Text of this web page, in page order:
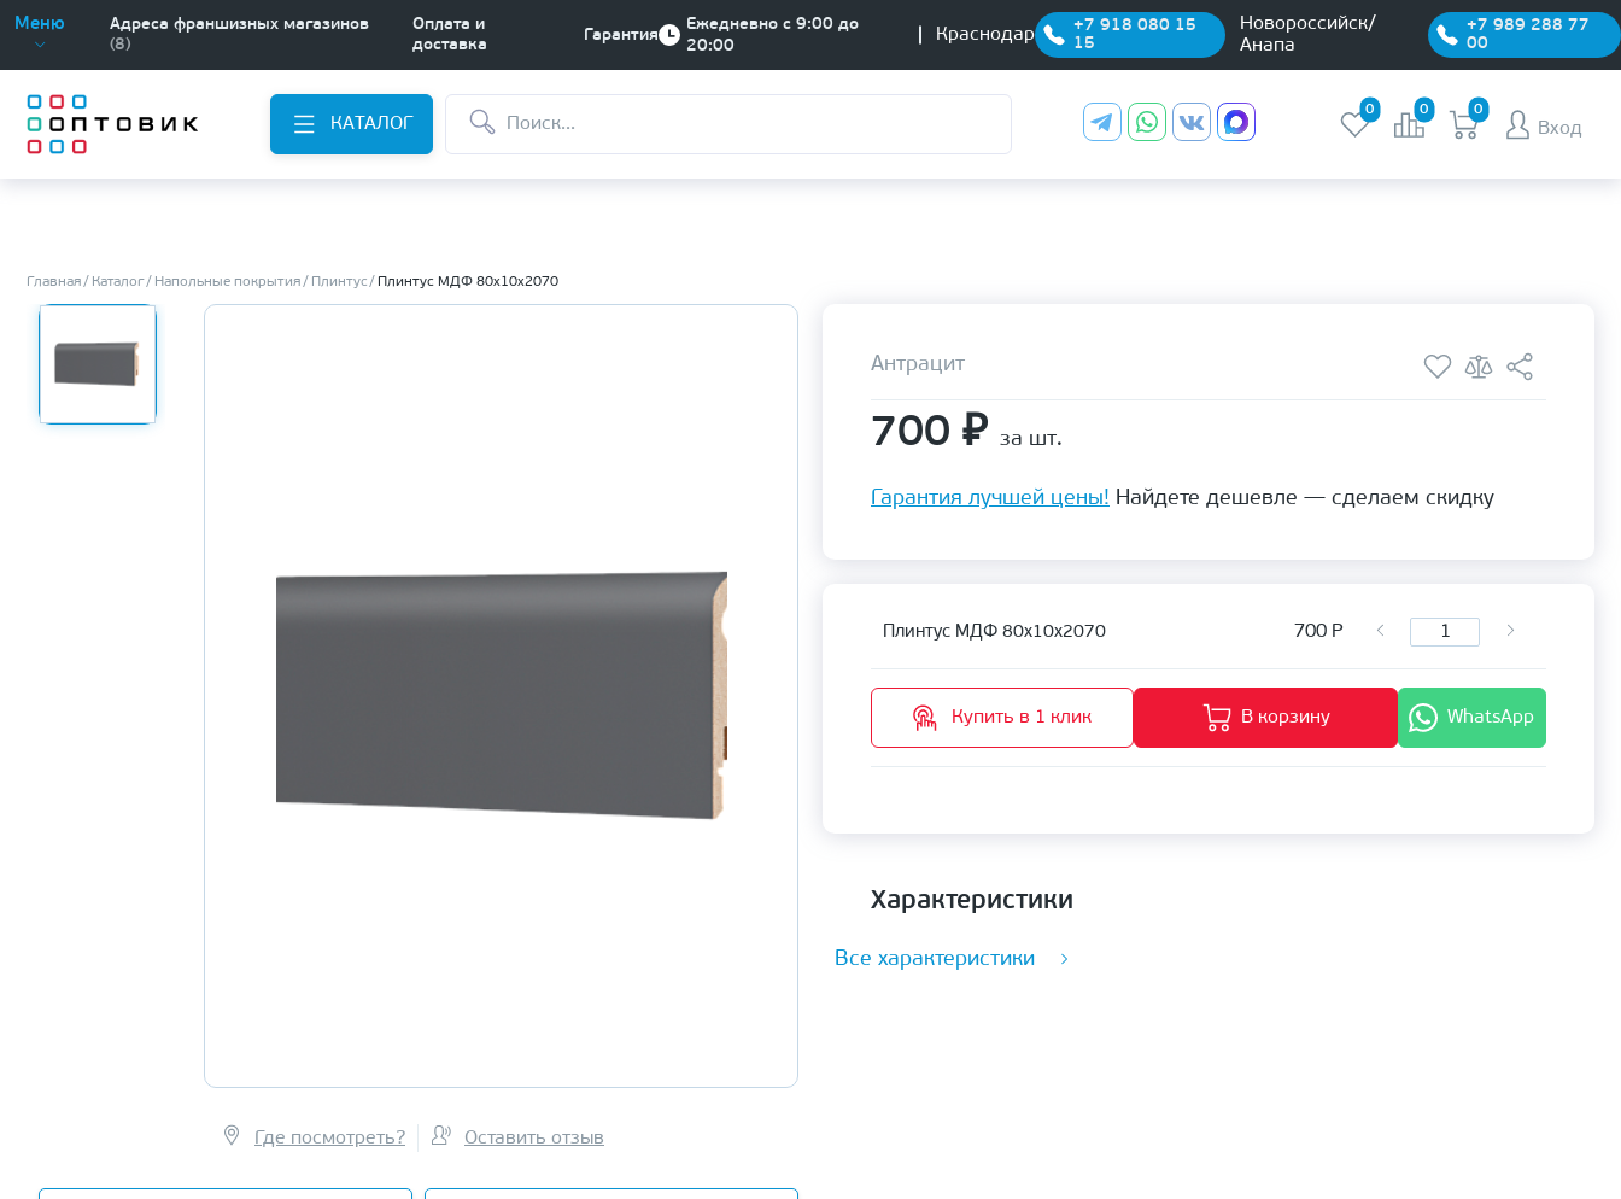
Меню
Адреса франшизных магазинов
(8)
Оплата и
доставка
Гарантия
Ежедневно с 9:00 до
20:00
Краснодар
+7 918 080 15
15
Новороссийск/
Анапа
+7 989 288 77
00
КАТАЛОГ
0 0 0
Вход
Главная Каталог Напольные покрытия Плинтус Плинтус МДФ 80х10х2070
Где посмотреть? Оставить отзыв
Антрацит
700 ₽ за шт.
Гарантия лучшей цены! Найдете дешевле — сделаем скидку
Плинтус МДФ 80х10х2070 700 Р
Купить в 1 клик В корзину WhatsApp
Характеристики
Все характеристики